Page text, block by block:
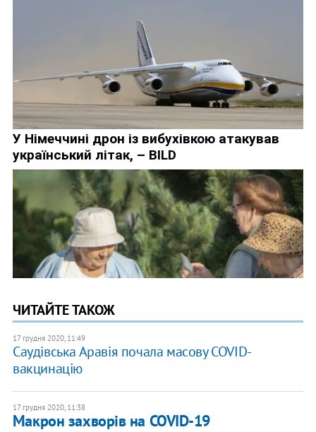
ЧИТАЙТЕ ТАКОЖ
17 грудня 2020, 11:49
Саудівська Аравія почала масову COVID-
вакцинацію
17 грудня 2020, 11:38
Макрон захворів на COVID-19